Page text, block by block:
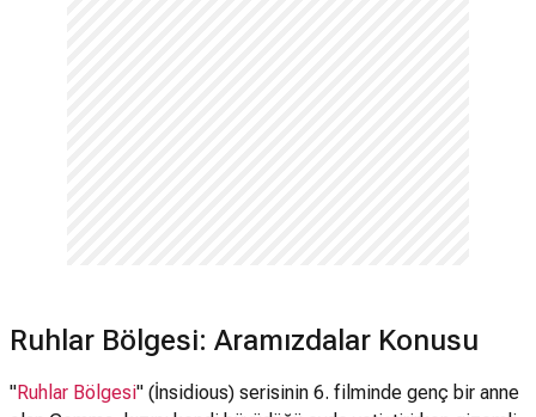
Ruhlar Bölgesi: Aramızdalar Konusu
"Ruhlar Bölgesi" (İnsidious) serisinin 6. filminde genç bir anne